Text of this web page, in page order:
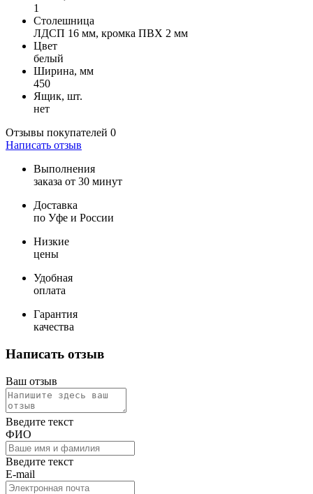
1
Столешница
ЛДСП 16 мм, кромка ПВХ 2 мм
Цвет
белый
Ширина, мм
450
Ящик, шт.
нет
Отзывы покупателей 0
Написать отзыв
Выполнения
заказа от 30 минут
Доставка
по Уфе и России
Низкие
цены
Удобная
оплата
Гарантия
качества
Написать отзыв
Ваш отзыв
Введите текст
ФИО
Введите текст
E-mail